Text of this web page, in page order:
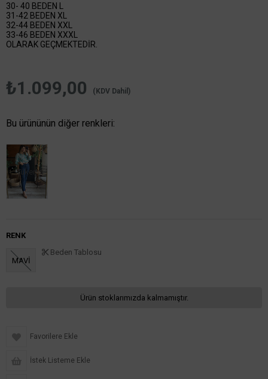
30- 40 BEDEN L
31-42 BEDEN XL
32-44 BEDEN XXL
33-46 BEDEN XXXL
OLARAK GEÇMEKTEDİR.
₺1.099,00 (KDV Dahil)
Bu ürününün diğer renkleri:
Tükendi
RENK
MAVİ
Beden Tablosu
Ürün stoklarımızda kalmamıştır.
Favorilere Ekle
İstek Listeme Ekle